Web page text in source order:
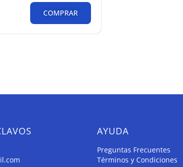
COMPRAR
AYUDA
Preguntas Frecuentes
Términos y Condiciones